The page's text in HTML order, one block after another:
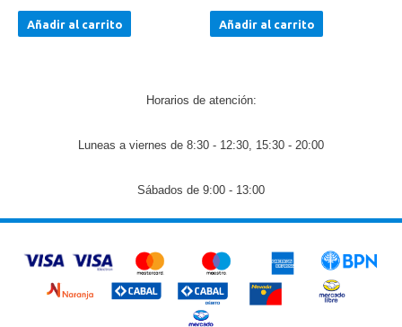
Añadir al carrito Añadir al carrito
Horarios de atención:
Luneas a viernes de 8:30 - 12:30, 15:30 - 20:00
Sábados de 9:00 - 13:00